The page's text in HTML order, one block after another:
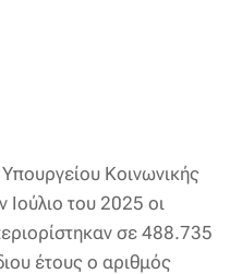
Κοινωνικής
Ιούλιο του 2025 οι
σε 488.735
έτους ο αριθμός